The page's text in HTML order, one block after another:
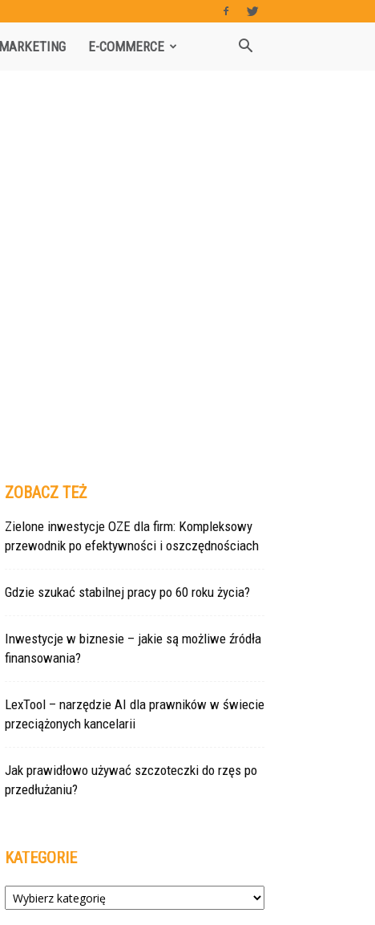
MARKETING E-COMMERCE
ZOBACZ TEŻ
Zielone inwestycje OZE dla firm: Kompleksowy
przewodnik po efektywności i oszczędnościach
Gdzie szukać stabilnej pracy po 60 roku życia?
Inwestycje w biznesie – jakie są możliwe źródła
finansowania?
LexTool – narzędzie AI dla prawników w świecie
przeciążonych kancelarii
Jak prawidłowo używać szczoteczki do rzęs po
przedłużaniu?
KATEGORIE
Kategorie